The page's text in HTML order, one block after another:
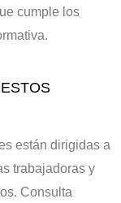
cumple los
están dirigidas a
trabajadoras y
Consulta